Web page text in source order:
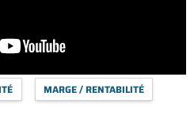
MARGE / RENTABILITÉ